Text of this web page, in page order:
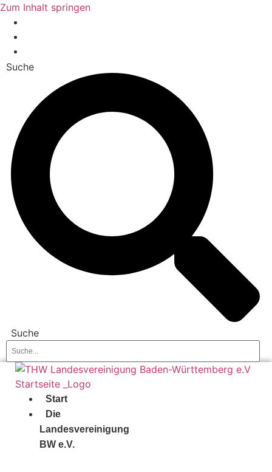
Zum Inhalt springen
Suche
Suche
Start
Die
Landesvereinigung
BW e.V.